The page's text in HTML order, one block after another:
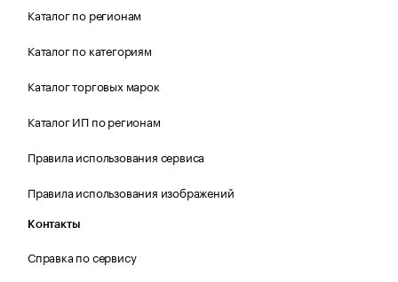
Каталог по регионам
Каталог по категориям
Каталог торговых марок
Каталог ИП по регионам
Правила использования сервиса
Правила использования изображений
Контакты
Справка по сервису